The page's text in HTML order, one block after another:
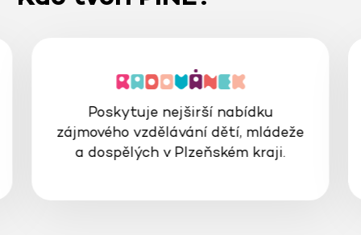
Poskytuje nejširší nabídku
zájmového vzdělávání dětí, mládeže
a dospělých v Plzeňském kraji.